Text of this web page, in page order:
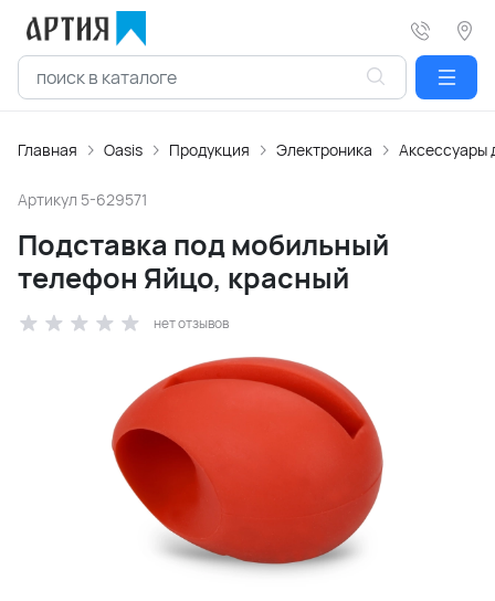
Главная Oasis Продукция Электроника Аксессуары
Артикул 5-629571
Подставка под мобильный
телефон Яйцо, красный
нет отзывов